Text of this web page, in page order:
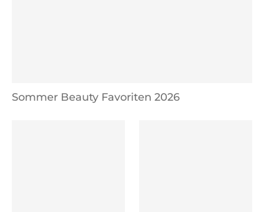
Sommer Beauty Favoriten 2026